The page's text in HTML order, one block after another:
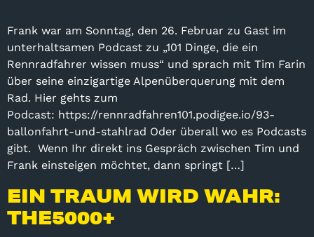
Frank war am Sonntag, den 26. Februar zu Gast im
unterhaltsamen Podcast zu „101 Dinge, die ein
Rennradfahrer wissen muss“ und sprach mit Tim Farin
über seine einzigartige Alpenüberquerung mit dem
Rad. Hier gehts zum
Podcast: https://rennradfahren101.podigee.io/93-
ballonfahrt-und-stahlrad Oder überall wo es Podcasts
gibt. Wenn Ihr direkt ins Gespräch zwischen Tim und
Frank einsteigen möchtet, dann springt […]
EIN TRAUM WIRD WAHR:
THE5000+